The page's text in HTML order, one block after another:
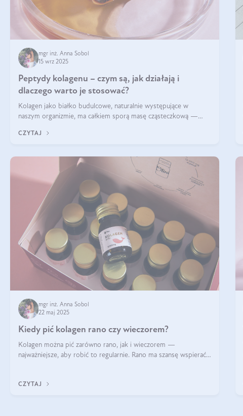
mgr inż. Anna Sobol
15 wrz 2025
Peptydy kolagenu – czym są, jak działają i
dlaczego warto je stosować?
Kolagen jako białko budulcowe, naturalnie występujące w
naszym organizmie, ma całkiem sporą masę cząsteczkową —
formie, byłby trudno strawialny. Aby był lepiej przyswajalny i
CZYTAJ
mgr inż. Anna Sobol
22 maj 2025
Kiedy pić kolagen rano czy wieczorem?
Kolagen można pić zarówno rano, jak i wieczorem —
najważniejsze, aby robić to regularnie. Rano ma szansę wspierać
CZYTAJ